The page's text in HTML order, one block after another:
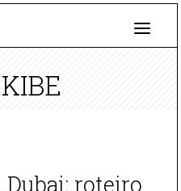
roteiro